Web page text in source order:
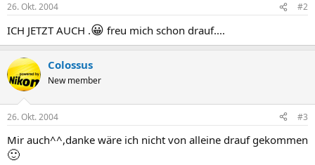
26. Okt. 2004 #2
ICH JETZT AUCH .😀 freu mich schon drauf....
Colossus
New member
26. Okt. 2004 #3
Mir auch^^,danke wäre ich nicht von alleine drauf gekommen
🙂